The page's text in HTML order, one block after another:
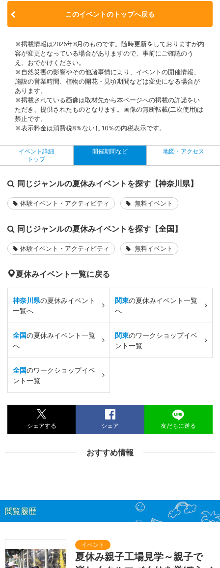
このイベントのトップへ戻る
※掲載情報は2026年8月のものです。随時更新をしておりますが内
容が変更となっている場合がありますので、事前にご確認のう
え、おでかけください。
※自然災害の影響やその他諸事情により、イベントの開催情報、
施設の営業時間、植物の開花・見頃期間などは変更になる場合が
あります。
※掲載されている画像は取材先から本ページへの掲載の許諾をい
ただき、提供されたものとなります。画像の無断転載(二次使用)は
禁止です。
※表示料金は消費税8％ないし10％の内税表示です。
イベント詳細
トップ
開催期間など 地図・アクセス
同じジャンルの夏休みイベントを探す【神奈川県】
体験イベント・アクティビティ 無料イベント
同じジャンルの夏休みイベントを探す【全国】
体験イベント・アクティビティ 無料イベント
夏休みイベント一覧に戻る
神奈川県の夏休みイベント
一覧へ
関東の夏休みイベント一覧
へ
全国の夏休みイベント一覧
へ
関東のワークショップイベ
ント一覧
全国のワークショップイベ
ント一覧
シェアする シェア 友だちに送る
おすすめ情報
閲覧履歴
夏休み親子工場見学～親子で